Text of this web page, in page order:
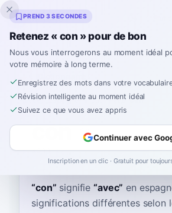
Inklingo
Accueil› Espagnol›Dictionnaire ›con
con
kohn kon
“con” signifie “avec” en
significations différentes selon
PREND 3 SECONDES
Retenez « con » pour de bon
Nous vous interrogerons au moment idéal
votre mémoire à long terme.
Enregistrez des mots dans votre
Révision intelligente au moment idéal
Suivez ce que vous avez appris
Continuer avec
Inscription en un clic · Gratuit pour